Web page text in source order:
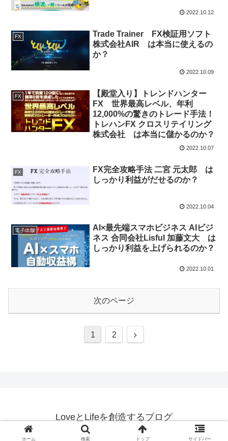
2022.10.12
FX
Trade Trainer FX検証用ソフト
株式会社AIR は本当に使えるの
か？
2022.10.09
FX
【殿堂入り】トレンドハンター
FX 世界最高レベル、年利
12,000%の驚きのトレード手法！
トレハンFX クロスリテイリング
株式会社 は本当に儲かるのか？
2022.10.07
FX
FX完全攻略手法 二宮 元太郎 は
しっかり利益がだせるのか？
2022.10.04
電子出版
AI×最先端スマホビジネス AIビジ
ネス 合同会社Lisful 加藤文大 は
しっかり利益を上げられるのか？
2022.10.01
次のページ
1 2
次
LoveとLifeを創造するブログ
© 2022-2026 LoveとLifeを創造するブログ.
ホーム 検索 トップ サイドバー